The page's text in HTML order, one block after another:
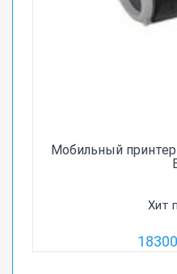
Мобильный
Хит